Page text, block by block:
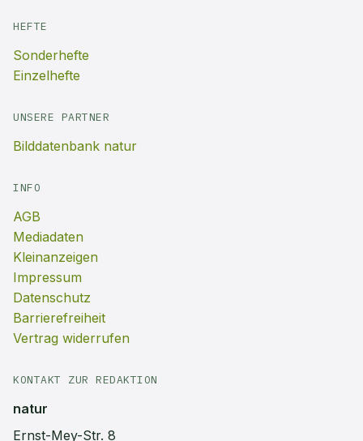
HEFTE
Sonderhefte
Einzelhefte
UNSERE PARTNER
Bilddatenbank natur
INFO
AGB
Mediadaten
Kleinanzeigen
Impressum
Datenschutz
Barrierefreiheit
Vertrag widerrufen
KONTAKT ZUR REDAKTION
natur
Ernst-Mey-Str. 8